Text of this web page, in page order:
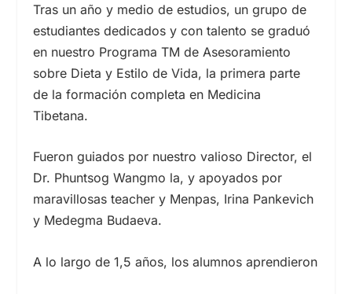
Tras un año y medio de estudios, un grupo de
estudiantes dedicados y con talento se graduó
en nuestro Programa TM de Asesoramiento
sobre Dieta y Estilo de Vida, la primera parte
de la formación completa en Medicina
Tibetana.
Fueron guiados por nuestro valioso Director, el
Dr. Phuntsog Wangmo la, y apoyados por
maravillosas teacher y Menpas, Irina Pankevich
y Medegma Budaeva.
A lo largo de 1,5 años, los alumnos aprendieron